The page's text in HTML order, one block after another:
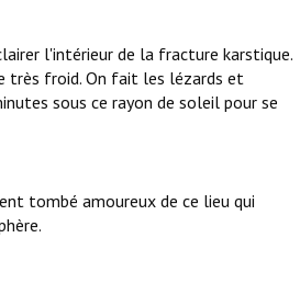
l'intérieur de la fracture karstique.
très froid. On fait les lézards et
sous ce rayon de soleil pour se
tombé amoureux de ce lieu qui